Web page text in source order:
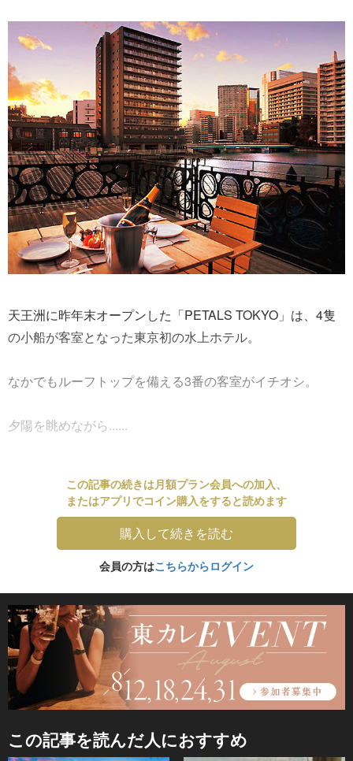
天王洲に昨年末オープンした「PETALS TOKYO」は、4隻
の小船が客室となった東京初の水上ホテル。
なかでもルーフトップを備える3番の客室がイチオシ。
夕陽を眺めながら......
この記事の続きは月額プラン会員への加入、
またはアプリでコイン購入をすると読めます
購入して続きを読む
会員の方はこちらからログイン
この記事を読んだ人におすすめ